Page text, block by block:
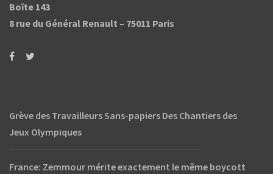
Boîte 143
8 rue du Général Renault – 75011 Paris
Grève des Travailleurs Sans-papiers Des Chantiers des
Jeux Olympiques
France: Zemmour mérite exactement le même boycott